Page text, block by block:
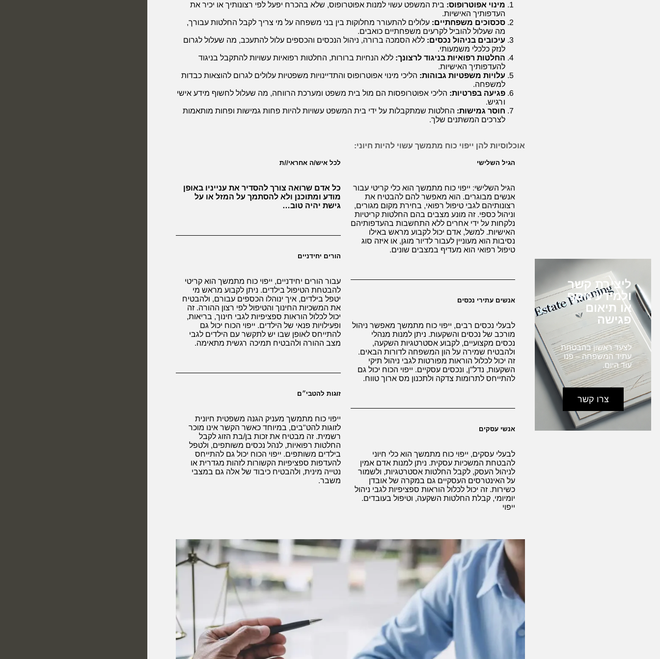
ליצירת קשר
ולמידע נוסף
או תיאום
פגישה
לצעד ראשון בהבטחת
עתיד המשפחה – פנו
עוד היום.
צרו קשר
מינוי אפוטרופוס: בית המשפט עשוי למנות אפוטרופוס, שלא בהכרח יפעל לפי רצונותיך או יכיר את
העדפותיך האישיות.
סכסוכים משפחתיים: עלולים להתעורר מחלוקות בין בני משפחה על מי צריך לקבל החלטות עבורך,
מה שעלול להוביל לקרעים משפחתיים כואבים.
עיכובים בניהול נכסים: ללא הסמכה ברורה, ניהול הנכסים והכספים עלול להתעכב, מה שעלול לגרום
לנזק כלכלי משמעותי.
החלטות רפואיות בניגוד לרצונך: ללא הנחיות ברורות, החלטות רפואיות עשויות להתקבל בניגוד
להעדפותיך האישיות.
עלויות משפטיות גבוהות: הליכי מינוי אפוטרופוס והתדיינויות משפטיות עלולים לגרום להוצאות כבדות
למשפחה.
פגיעה בפרטיות: הליכי אפוטרופסות הם מול בית משפט ומערכת הרווחה, מה שעלול לחשוף מידע אישי
ורגיש.
חוסר גמישות: החלטות שמתקבלות על ידי בית המשפט עשויות להיות פחות גמישות ופחות מותאמות
לצרכים המשתנים שלך.
אוכלוסיות להן ייפוי כוח מתמשך עשוי להיות חיוני:
הגיל השלישי
הגיל השלישי: ייפוי כוח מתמשך הוא כלי קריטי עבור
אנשים מבוגרים. הוא מאפשר להם להבטיח את
רצונותיהם לגבי טיפול רפואי, בחירת מקום מגורים,
וניהול כספי. זה מונע מצבים בהם החלטות קריטיות
נלקחות על ידי אחרים ללא התחשבות בהעדפותיהם
האישיות. למשל, אדם יכול לקבוע מראש באילו
נסיבות הוא מעוניין לעבור לדיור מוגן, או איזה סוג
טיפול רפואי הוא מעדיף במצבים שונים.
אנשים עתירי נכסים
לבעלי נכסים רבים, ייפוי כוח מתמשך מאפשר ניהול
מורכב של נכסים והשקעות. ניתן למנות מנהלי
נכסים מקצועיים, לקבוע אסטרטגיות השקעה,
ולהבטיח שמירה על הון המשפחה לדורות הבאים.
זה יכול לכלול הוראות מפורטות לגבי ניהול תיקי
השקעות, נדל"ן, ונכסים עסקיים. ייפוי הכוח יכול גם
להתייחס לתרומות צדקה ולתכנון מס ארוך טווח.
אנשי עסקים
לבעלי עסקים, ייפוי כוח מתמשך הוא כלי חיוני
להבטחת המשכיות עסקית. ניתן למנות אדם אמין
לניהול העסק, לקבל החלטות אסטרטגיות, ולשמור
על האינטרסים העסקיים גם במקרה של אובדן
כשירות. זה יכול לכלול הוראות ספציפיות לגבי ניהול
יומיומי, קבלת החלטות השקעה, וטיפול בעובדים.
ייפוי
לכל איש/ה אחראי//ת
כל אדם שרואה צורך להסדיר את ענייניו באופן
מודע ומתוכנן ולא להסתמך על המזל או על
גישת יהיה טוב…
הורים יחידניים
עבור הורים יחידניים, ייפוי כוח מתמשך הוא קריטי
להבטחת הטיפול בילדים. ניתן לקבוע מראש מי
יטפל בילדים, איך ינוהלו הכספים עבורם, ולהבטיח
את המשכיות החינוך והטיפול לפי רצון ההורה. זה
יכול לכלול הוראות ספציפיות לגבי חינוך, בריאות,
ופעילויות פנאי של הילדים. ייפוי הכוח יכול גם
להתייחס לאופן שבו יש לתקשר עם הילדים לגבי
מצב ההורה ולהבטיח תמיכה רגשית מתאימה.
זוגות להטבי״ם
ייפוי כוח מתמשך מעניק הגנה משפטית חיונית
לזוגות להט"בים, במיוחד כאשר הקשר אינו מוכר
רשמית. זה מבטיח את זכות בן/בת הזוג לקבל
החלטות רפואיות, לנהל נכסים משותפים, ולטפל
בילדים משותפים. ייפוי הכוח יכול גם להתייחס
להעדפות ספציפיות הקשורות לזהות מגדרית או
נטייה מינית, ולהבטיח כיבוד של אלה גם במצבי
משבר.